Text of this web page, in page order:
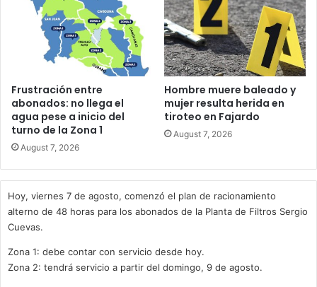
Frustración entre
abonados: no llega el
agua pese a inicio del
turno de la Zona 1
August 7, 2026
Hombre muere baleado y
mujer resulta herida en
tiroteo en Fajardo
August 7, 2026
Hoy, viernes 7 de agosto, comenzó el plan de racionamiento
alterno de 48 horas para los abonados de la Planta de Filtros Sergio
Cuevas.
Zona 1: debe contar con servicio desde hoy.
Zona 2: tendrá servicio a partir del domingo, 9 de agosto.